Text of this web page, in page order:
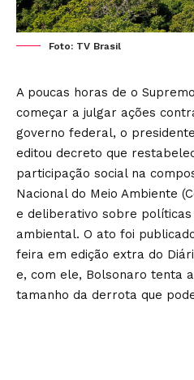
Foto: TV Brasil
A poucas horas de o
começar a julgar ações
governo federal, o
editou decreto que
participação social na
Nacional do Meio Ambiente
e deliberativo sobre
ambiental. O ato foi
feira em edição extra do
e, com ele, Bolsonaro tenta
tamanho da derrota que